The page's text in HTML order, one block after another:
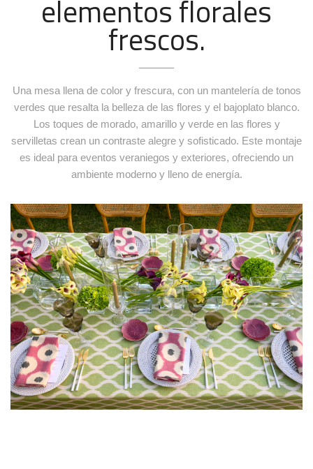
Funda divan offwhite con ribete negro
Mesa auxiliar ruji blanca
Ref. MAB165 +
Mesa Auxiliar Foil
elementos florales
frescos.
Una mesa llena de color y frescura, con un mantelería de tonos
verdes que resalta la belleza de las flores y el bajoplato blanco.
Los toques de morado, amarillo y verde en las flores y
servilletas crean un contraste alegre y sofisticado. Este montaje
es ideal para eventos veraniegos y exteriores, ofreciendo un
ambiente moderno y lleno de energía.